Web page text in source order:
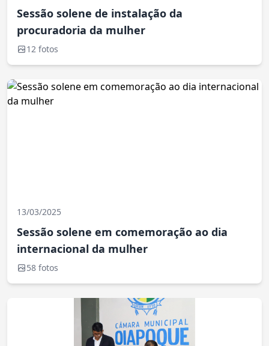
Sessão solene de instalação da
procuradoria da mulher
12 fotos
13/03/2025
Sessão solene em comemoração ao dia
internacional da mulher
58 fotos